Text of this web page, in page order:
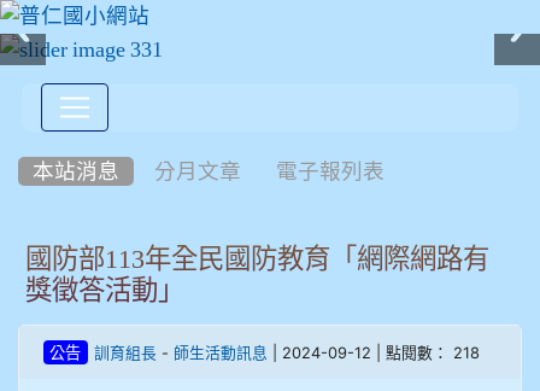
本站消息 分月文章 電子報列表
國防部113年全民國防教育「網際網路有
獎徵答活動」
公告 訓育組長 - 師生活動訊息 | 2024-09-12 | 點閱數： 218